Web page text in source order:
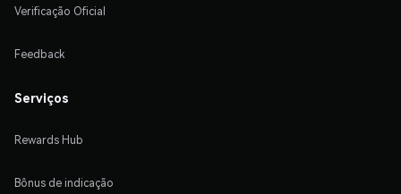
Verificação Oficial
Feedback
Serviços
Rewards Hub
Bônus de indicação